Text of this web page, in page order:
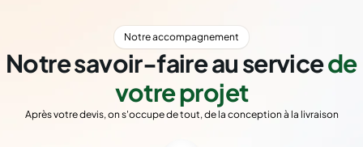
Notre accompagnement
Notre savoir-faire au servicede
votre projet
Après votre devis, on s'occupe de tout, de la conception à la livraison